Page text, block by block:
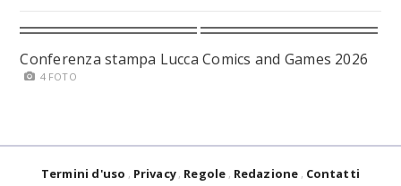
Conferenza stampa Lucca Comics and Games 2026
4 FOTO
Termini d'uso Privacy Regole Redazione Contatti